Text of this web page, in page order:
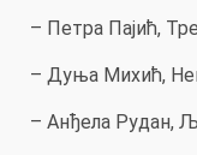
– Петра Пајић,
– Дуња Михић,
– Анђела Рудан,